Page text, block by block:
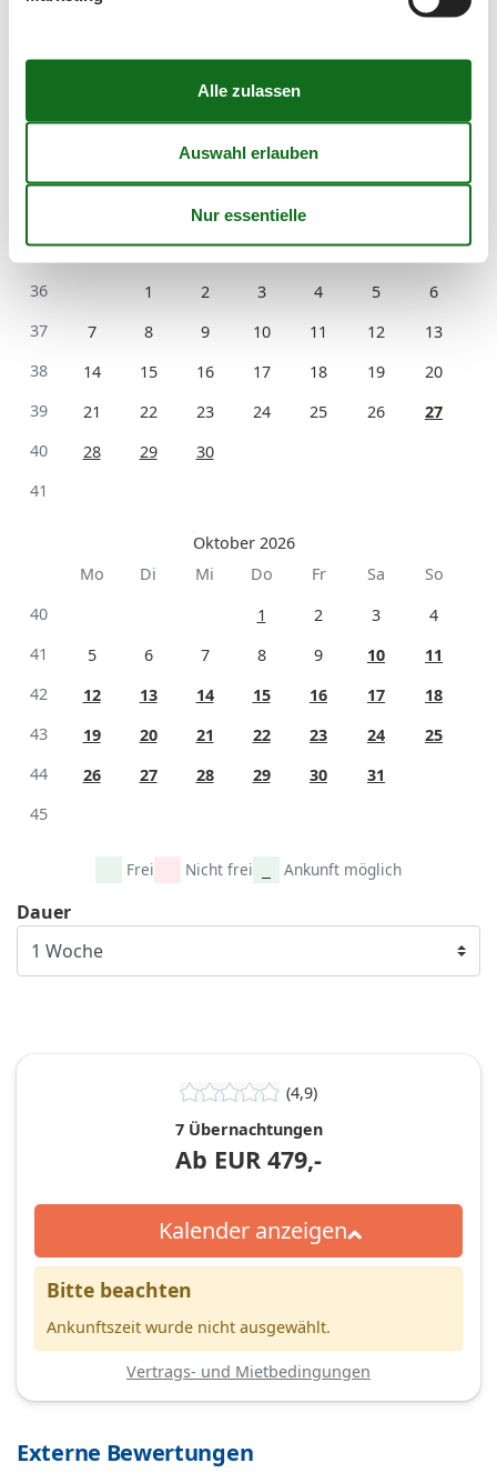
September 2026
Mo
Di Mi Do Fr Sa
So
36
1 2 3 4 5
6
37
7 8 9 10 11 12
13
38
14 15 16 17 18 19
20
39
21 22 23 24 25 26
27
40
28 29
30
41
Oktober 2026
Mo
Di Mi Do Fr Sa
So
40
1 2 3
4
41
5 6 7 8 9 10
11
42
12 13 14 15 16 17
18
43
19 20 21 22 23 24
25
44
26 27 28 29 30
31
45
Frei Nicht frei Ankunft möglich
Dauer
(4,9)
7 Übernachtungen
Ab EUR 479,-
Kalender anzeigen
Bitte beachten
Ankunftszeit wurde nicht ausgewählt.
Vertrags- und Mietbedingungen
Externe Bewertungen